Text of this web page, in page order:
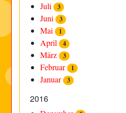
Juli 3
Juni 3
Mai 1
April 4
März 3
Februar 1
Januar 3
2016